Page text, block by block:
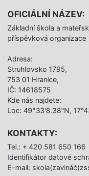
OFICIÁLNÍ NÁZEV:
Základní škola a
příspěvková organizace
Adresa:
Struhlovsko 1795,
753 01 Hranice,
IČ: 14618575
Kde nás najdete:
Loc: 49°33'8.38"N,
KONTAKTY:
Tel.: + 420 581 650 166
Identifikátor datové
E-mail: